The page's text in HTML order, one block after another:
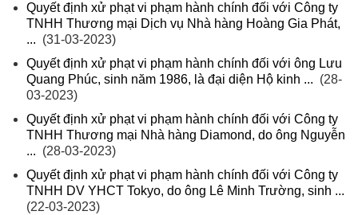
Quyết định xử phạt vi phạm hành chính đối với Công ty
TNHH Thương mại Dịch vụ Nhà hàng Hoàng Gia Phát,
... (31-03-2023)
Quyết định xử phạt vi phạm hành chính đối với ông Lưu
Quang Phúc, sinh năm 1986, là đại diện Hộ kinh ... (28-
03-2023)
Quyết định xử phạt vi phạm hành chính đối với Công ty
TNHH Thương mại Nhà hàng Diamond, do ông Nguyễn
... (28-03-2023)
Quyết định xử phạt vi phạm hành chính đối với Công ty
TNHH DV YHCT Tokyo, do ông Lê Minh Trường, sinh ...
(22-03-2023)